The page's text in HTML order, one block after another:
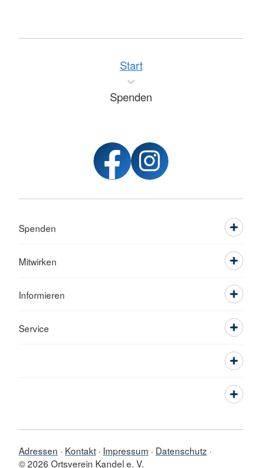
Start
Spenden
Spenden
Mitwirken
Informieren
Service
Adressen Kontakt Impressum
Datenschutz
© 2026 Ortsverein Kandel e. V.